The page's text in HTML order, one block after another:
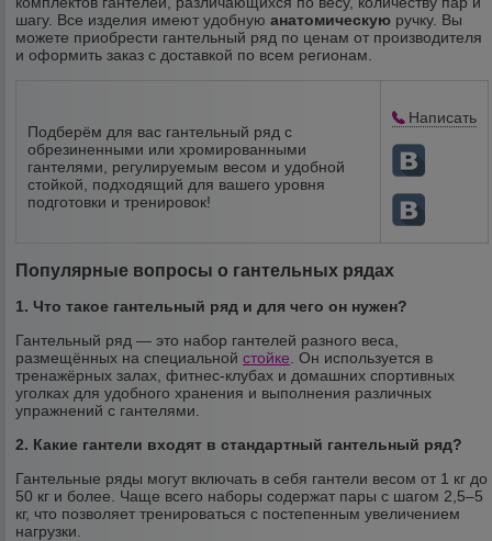
шагу. Все изделия имеют удобнуюанатомическую ручку. Вы
можете приобрести гантельный ряд по ценам от производителя
и оформить заказ с доставкой по всем регионам.
Подберём для вас гантельный ряд с
обрезиненными или хромированными
гантелями, регулируемым весом и удобной
стойкой, подходящий для вашего уровня
подготовки и тренировок!
Написать
Популярные вопросы о гантельных рядах
1. Что такое гантельный ряд и для чего он нужен?
Гантельный ряд — это набор гантелей разного веса,
размещённых на специальнойстойке . Он используется в
тренажёрных залах, фитнес-клубах и домашних спортивных
уголках для удобного хранения и выполнения различных
упражнений с гантелями.
2. Какие гантели входят в стандартный гантельный ряд?
Гантельные ряды могут включать в себя гантели весом от 1 кг до
50 кг и более. Чаще всего наборы содержат пары с шагом 2,5–5
кг, что позволяет тренироваться с постепенным увеличением
нагрузки.